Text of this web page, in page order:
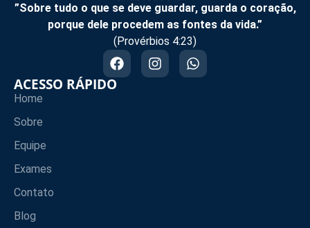
”Sobre tudo o que se deve guardar, guarda o coração,
porque dele procedem as fontes da vida.”
(Provérbios 4:23)
ACESSO RÁPIDO
Home
Sobre
Equipe
Exames
Contato
Blog